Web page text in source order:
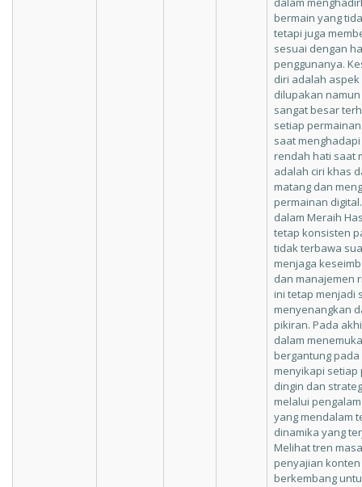
bermain yang
tetapi juga
sesuai dengan
penggunanya.
diri adalah
dilupakan
sangat besar
setiap
saat
rendah hati saat
adalah ciri khas
matang dan
permainan
dalam Meraih
tetap konsisten
tidak terbawa
menjaga
dan manajemen
ini tetap menjadi
menyenangkan
pikiran. Pada
dalam
bergantung
menyikapi setiap
dingin dan
melalui
yang mendalam
dinamika yang
Melihat tren
penyajian
berkembang